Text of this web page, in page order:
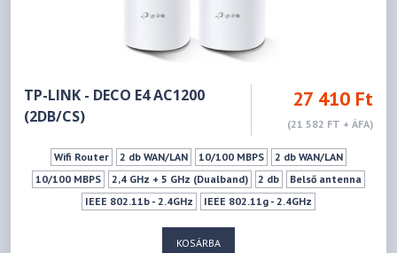
TP-LINK - DECO E4 AC1200
(2DB/CS)
27 410 Ft
(21 582 FT + ÁFA)
Wifi Router 2 db WAN/LAN 10/100 MBPS
2 db WAN/LAN
10/100 MBPS
2,4 GHz + 5 GHz (Dualband) 2 db
Belső antenna
IEEE 802.11b - 2.4GHz
IEEE 802.11g - 2.4GHz
300Mbps 867Mbps
KOSÁRBA